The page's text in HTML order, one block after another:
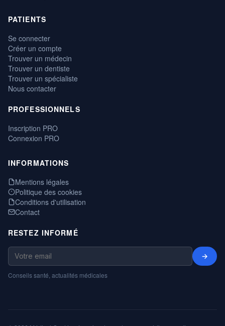
PATIENTS
Se connecter
Créer un compte
Trouver un médecin
Trouver un dentiste
Trouver un spécialiste
Nous contacter
PROFESSIONNELS
Inscription PRO
Connexion PRO
INFORMATIONS
Mentions légales
Politique des cookies
Conditions d'utilisation
Contact
RESTEZ INFORMÉ
→
Conseils santé, actualités médicales